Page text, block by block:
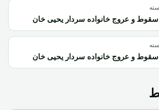
و عروج خانواده سردار یحیی خان
و عروج خانواده سردار یحیی خان